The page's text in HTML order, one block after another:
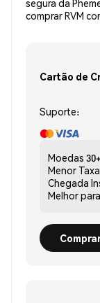
segura da
comprar RVM
Cartão de
Suporte:
Moedas 30+
Menor Taxa
Chegada
Melhor para